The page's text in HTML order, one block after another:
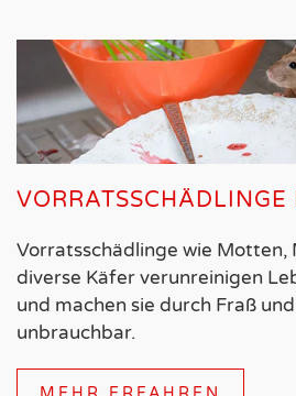
Vorratsschädlinge wie Motten,
diverse Käfer verunreinigen
und machen sie durch Fraß
unbrauchbar.